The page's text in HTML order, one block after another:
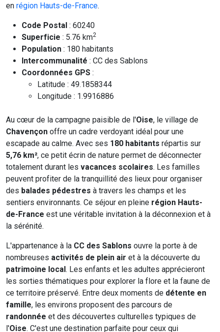
en région Hauts-de-France.
Code Postal : 60240
Superficie : 5.76 km2
Population : 180 habitants
Intercommunalité : CC des Sablons
Coordonnées GPS :
Latitude : 49.1858344
Longitude : 1.9916886
Au cœur de la campagne paisible de l'Oise, le village de
Chavençon offre un cadre verdoyant idéal pour une
escapade au calme. Avec ses 180 habitants répartis sur
5,76 km², ce petit écrin de nature permet de déconnecter
totalement durant les vacances scolaires. Les familles
peuvent profiter de la tranquillité des lieux pour organiser
des balades pédestres à travers les champs et les
sentiers environnants. Ce séjour en pleine région Hauts-
de-France est une véritable invitation à la déconnexion et à
la sérénité.
L'appartenance à la CC des Sablons ouvre la porte à de
nombreuses activités de plein air et à la découverte du
patrimoine local. Les enfants et les adultes apprécieront
les sorties thématiques pour explorer la flore et la faune de
ce territoire préservé. Entre deux moments de détente en
famille, les environs proposent des parcours de
randonnée et des découvertes culturelles typiques de
l'Oise. C'est une destination parfaite pour ceux qui